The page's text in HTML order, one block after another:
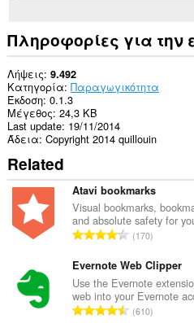
Πληροφορίες για την
Λήψεις 9.492
Κατηγορία Παραγωγικότητα
Έκδοση 0.1.3
Μέγεθος 24,3 KB
Last update 19/11/2014
Άδεια Copyright 2014 quillouin
Related
Atavi bookmarks
Visual bookmarks,
and absolute safety for
Σ
ν
ο
λ
ο
170
Evernote Web Clipper
Use the Evernote
web into your Evernote
Σ610